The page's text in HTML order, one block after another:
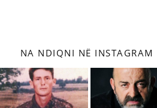
NA NDIQNI NË INSTAGRAM